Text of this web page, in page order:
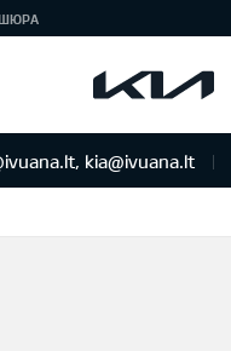
kia@ivuana.lt